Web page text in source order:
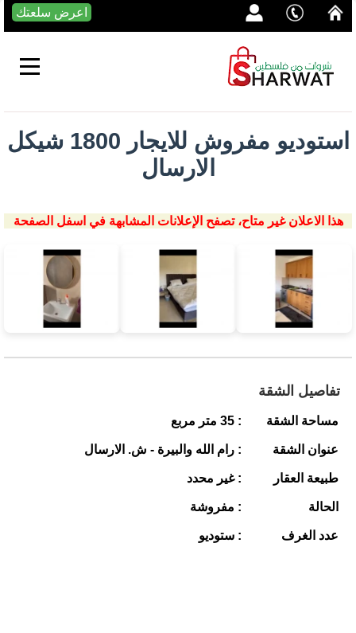
اعرض سلعتك
استوديو مفروش للايجار 1800 شيكل
الارسال
هذا الاعلان غير متاح، تصفح الإعلانات المشابهة في اسفل الصفحة
تفاصيل الشقة
مساحة الشقة : 35 متر مربع
عنوان الشقة : رام الله والبيرة - ش. الارسال
طبيعة العقار : غير محدد
الحالة : مفروشة
عدد الغرف : ستوديو